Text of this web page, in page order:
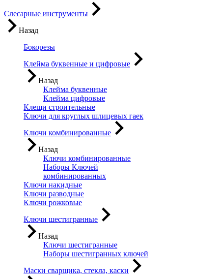
Слесарные инструменты
Назад
Бокорезы
Клейма буквенные и цифровые
Назад
Клейма буквенные
Клейма цифровые
Клещи строительные
Ключи для круглых шлицевых гаек
Ключи комбинированные
Назад
Ключи комбинированные
Наборы Ключей
комбинированных
Ключи накидные
Ключи разводные
Ключи рожковые
Ключи шестигранные
Назад
Ключи шестигранные
Наборы шестигранных ключей
Маски сварщика, стекла, каски